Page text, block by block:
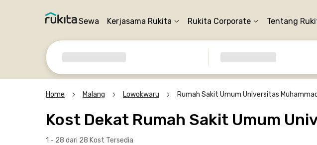
Sewa Kerjasama Rukita Rukita Corporate Tentang
Home Malang Lowokwaru Rumah Sakit Umum Universitas
Kost Dekat Rumah Sakit Umum
1 - 28 dari 28 Kost Tersedia